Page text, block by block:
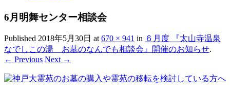
6月明舞センター相談会
Published 2018年5月30日 at 670 × 941 in ６月度 『太山寺温泉
なでしこの湯 お墓のなんでも相談会』開催のお知らせ.
← Previous Next →